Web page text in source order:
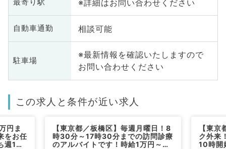
最寄り駅 ※詳細はお問い合わせください
自動車通勤 相談可能
駐車場
※最新情報を確認いたしますので
お問い合わせください
この求人と条件が近い求人
円ま
をお任
週1曜
【東京都／板橋区】毎週月曜日！8
時30分～17時30分までの訪問診療
のアルバイトです！時給1万円～と
【東
ク外来
10時開